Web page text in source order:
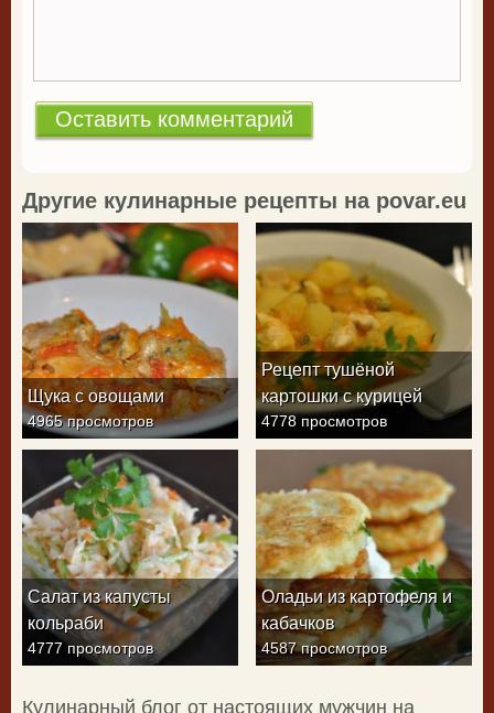
Другие кулинарные рецепты на povar.eu
Щука с овощами
4965 просмотров
Рецепт тушёной
картошки с курицей
4778 просмотров
Салат из капусты
кольраби
4777 просмотров
Оладьи из картофеля и
кабачков
4587 просмотров
Кулинарный блог от настоящих мужчин на